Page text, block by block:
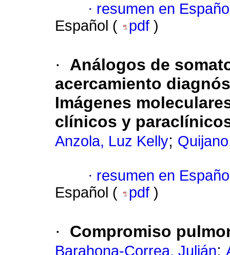
· resumen en
Español (
pdf )
·
Análogos de
acercamiento
Imágenes
clínicos y
Anzola, Luz Kelly;
· resumen en
Español (
pdf )
· Compromiso
Barahona-Correa, Julián;